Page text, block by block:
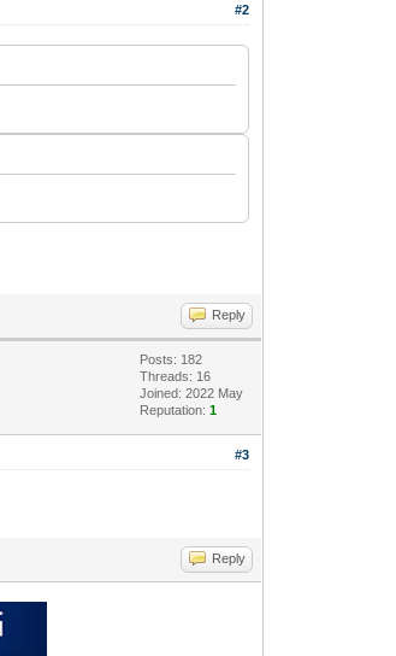
#2
Reply
Posts: 182
Threads: 16
Joined: 2022 May
Reputation:1
#3
Reply